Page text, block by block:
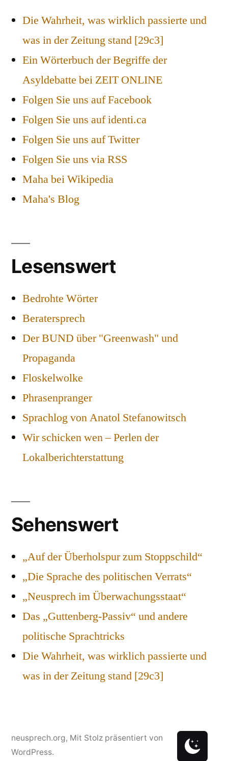
Die Wahrheit, was wirklich passierte und
was in der Zeitung stand [29c3]
Ein Wörterbuch der Begriffe der
Asyldebatte bei ZEIT ONLINE
Folgen Sie uns auf Facebook
Folgen Sie uns auf identi.ca
Folgen Sie uns auf Twitter
Folgen Sie uns via RSS
Maha bei Wikipedia
Maha's Blog
Lesenswert
Bedrohte Wörter
Beratersprech
Der BUND über "Greenwash" und
Propaganda
Floskelwolke
Phrasenpranger
Sprachlog von Anatol Stefanowitsch
Wir schicken wen – Perlen der
Lokalberichterstattung
Sehenswert
„Auf der Überholspur zum Stoppschild“
„Die Sprache des politischen Verrats“
„Neusprech im Überwachungsstaat“
Das „Guttenberg-Passiv“ und andere
politische Sprachtricks
Die Wahrheit, was wirklich passierte und
was in der Zeitung stand [29c3]
neusprech.org, Mit Stolz präsentiert von
WordPress.